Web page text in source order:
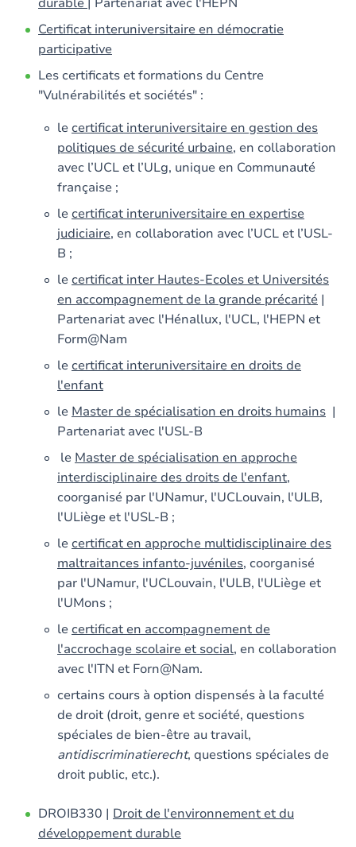
Certificat interuniversitaire en démocratie
participative
Les certificats et formations du Centre
"Vulnérabilités et sociétés" :
le certificat interuniversitaire en gestion des
politiques de sécurité urbaine, en collaboration
avec l’UCL et l’ULg, unique en Communauté
française ;
le certificat interuniversitaire en expertise
judiciaire, en collaboration avec l’UCL et l’USL-
B ;
le certificat inter Hautes-Ecoles et Universités
en accompagnement de la grande précarité |
Partenariat avec l'Hénallux, l'UCL, l'HEPN et
Form@Nam
le certificat interuniversitaire en droits de
l'enfant
le Master de spécialisation en droits humains |
Partenariat avec l'USL-B
le Master de spécialisation en approche
interdisciplinaire des droits de l'enfant,
coorganisé par l'UNamur, l'UCLouvain, l'ULB,
l'ULiège et l'USL-B ;
le certificat en approche multidisciplinaire des
maltraitances infanto-juvéniles, coorganisé
par l'UNamur, l'UCLouvain, l'ULB, l'ULiège et
l'UMons ;
le certificat en accompagnement de
l'accrochage scolaire et social, en collaboration
avec l'ITN et Forn@Nam.
certains cours à option dispensés à la faculté
de droit (droit, genre et société, questions
spéciales de bien-être au travail,
antidiscriminatierecht, questions spéciales de
droit public, etc.).
DROIB330 | Droit de l'environnement et du
développement durable